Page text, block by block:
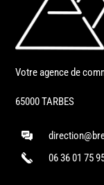
Votre agence de
65000 TARBES
06 36 01 75